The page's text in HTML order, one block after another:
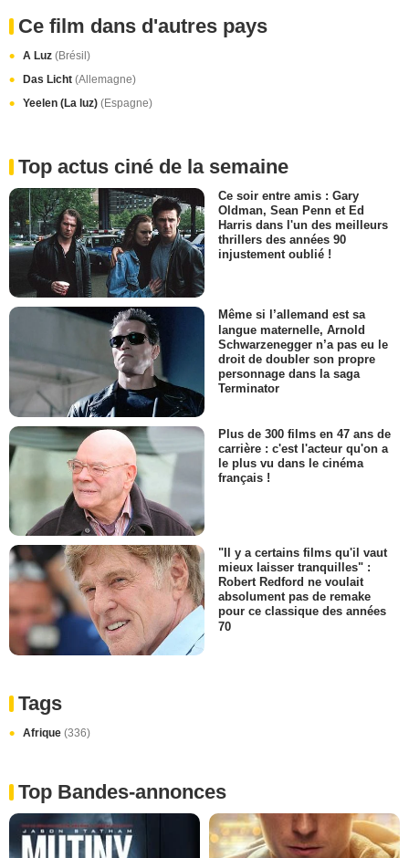
Ce film dans d'autres pays
A Luz (Brésil)
Das Licht (Allemagne)
Yeelen (La luz) (Espagne)
Top actus ciné de la semaine
Ce soir entre amis : Gary
Oldman, Sean Penn et Ed
Harris dans l'un des meilleurs
thrillers des années 90
injustement oublié !
Même si l’allemand est sa
langue maternelle, Arnold
Schwarzenegger n’a pas eu le
droit de doubler son propre
personnage dans la saga
Terminator
Plus de 300 films en 47 ans de
carrière : c'est l'acteur qu'on a
le plus vu dans le cinéma
français !
"Il y a certains films qu'il vaut
mieux laisser tranquilles" :
Robert Redford ne voulait
absolument pas de remake
pour ce classique des années
70
Tags
Afrique (336)
Top Bandes-annonces